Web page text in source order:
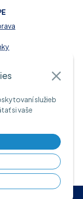
služieb
si vaše